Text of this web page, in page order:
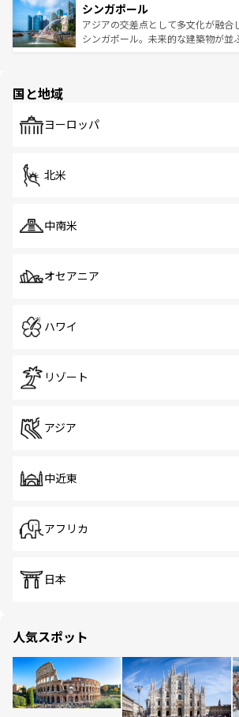
参照してほしい。
激する。気候は一年中温暖で、どの
が待っている。親しみやすいタイの
た文化、そして多様な観光資源が、
み、どこを訪れても感動するはず。
ており、効率よく見どころを回れる
うな絶景から文化的な体験まで、香
シンガポール
アジアの交差点として多文化が融合
シンガポール。未来的な建築物が並
で、ホーカーズは地元の風情を楽し
国と地域
ヨーロッパ
北米
中南米
オセアニア
ハワイ
リゾート
アジア
中近東
アフリカ
日本
人気スポット